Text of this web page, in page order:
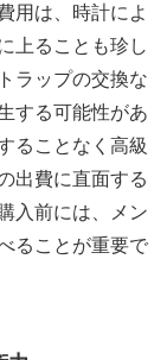
用は、時計によ
上ることも珍し
ラップの交換な
する可能性があ
ることなく高級
出費に直面する
入前には、メン
ることが重要で